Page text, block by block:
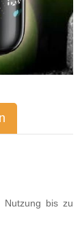
Nutzung bis zu